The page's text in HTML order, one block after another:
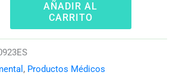
AÑADIR AL
CARRITO
, Productos Médicos